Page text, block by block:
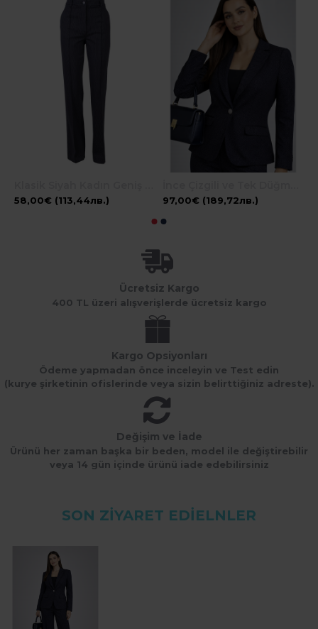
58,00€ (113,44лв.) 97,00€ (189,72лв.)
Ücretsiz Kargo
400 TL üzeri alışverişlerde ücretsiz kargo
Kargo Opsiyonları
Ödeme yapmadan önce inceleyin ve Test edin
(kurye şirketinin ofislerinde veya sizin belirttiğiniz adreste).
Değişim ve İade
Ürünü her zaman başka bir beden, model ile değiştirebilir
veya 14 gün içinde ürünü iade edebilirsiniz
SON ZIYARET EDIELNLER